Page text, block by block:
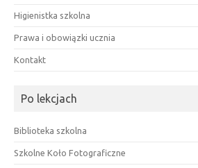
Higienistka szkolna
Prawa i obowiązki ucznia
Kontakt
Po lekcjach
Biblioteka szkolna
Szkolne Koło Fotograficzne